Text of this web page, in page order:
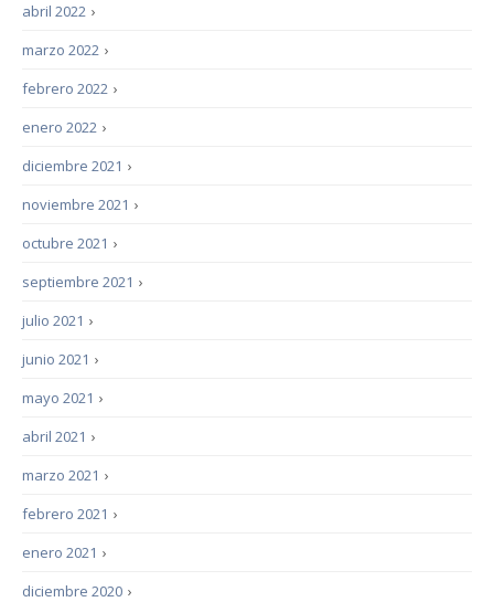
›
abril 2022
›
marzo 2022
›
febrero 2022
›
enero 2022
›
diciembre 2021
›
noviembre 2021
›
octubre 2021
›
septiembre 2021
›
julio 2021
›
junio 2021
›
mayo 2021
›
abril 2021
›
marzo 2021
›
febrero 2021
›
enero 2021
›
diciembre 2020